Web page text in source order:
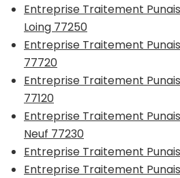
Entreprise Traitement
Loing 77250
Entreprise Traitement
77720
Entreprise Traitement
77120
Entreprise Traitement
Neuf 77230
Entreprise Traitement
Entreprise Traitement